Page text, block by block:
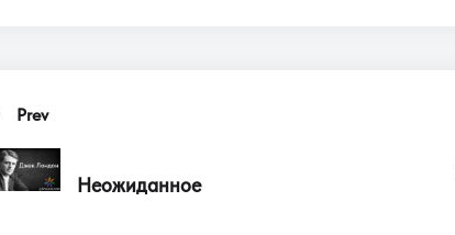
Prev
Неожиданное